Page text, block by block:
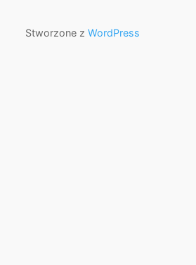
Stworzone z WordPress